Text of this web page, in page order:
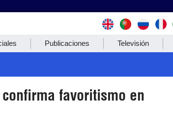
Publicaciones Televisión
favoritismo en